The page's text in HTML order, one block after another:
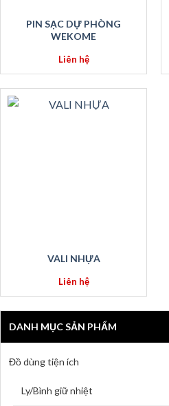
DANH MỤC SẢN PHẨM
Đồ dùng tiện ích
Ly/Bình giữ nhiệt
PIN SẠC DỰ PHÒNG
WEKOME
Liên hệ
VALI NHỰA
Liên hệ